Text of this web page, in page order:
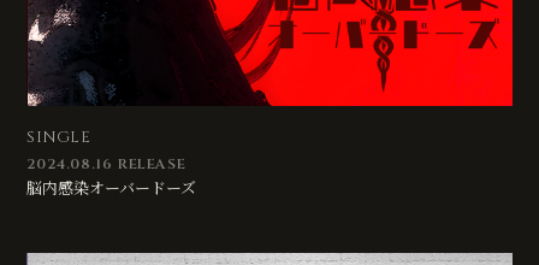
SINGLE
2024.08.16 RELEASE
脳内感染オーバードーズ